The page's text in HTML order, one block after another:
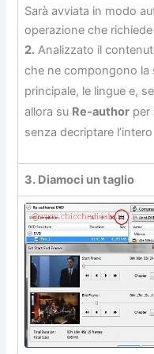
Sarà avviata in modo
operazione che
2. Analizzato il
che ne compongono la
principale, le lingue e,
allora su Re-author per
senza decriptare l’intero
3. Diamoci un taglio